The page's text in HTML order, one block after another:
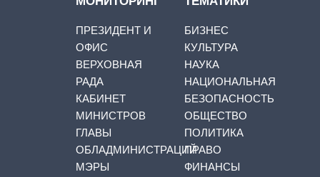
ПРЕЗИДЕНТ И
ОФИС
ВЕРХОВНАЯ
РАДА
КАБИНЕТ
МИНИСТРОВ
ГЛАВЫ
ОБЛАДМИНИСТРАЦИЙ
МЭРЫ
БИЗНЕС
КУЛЬТУРА
НАУКА
НАЦИОНАЛЬНАЯ
БЕЗОПАСНОСТЬ
ОБЩЕСТВО
ПОЛИТИКА
ПРАВО
ФИНАНСЫ